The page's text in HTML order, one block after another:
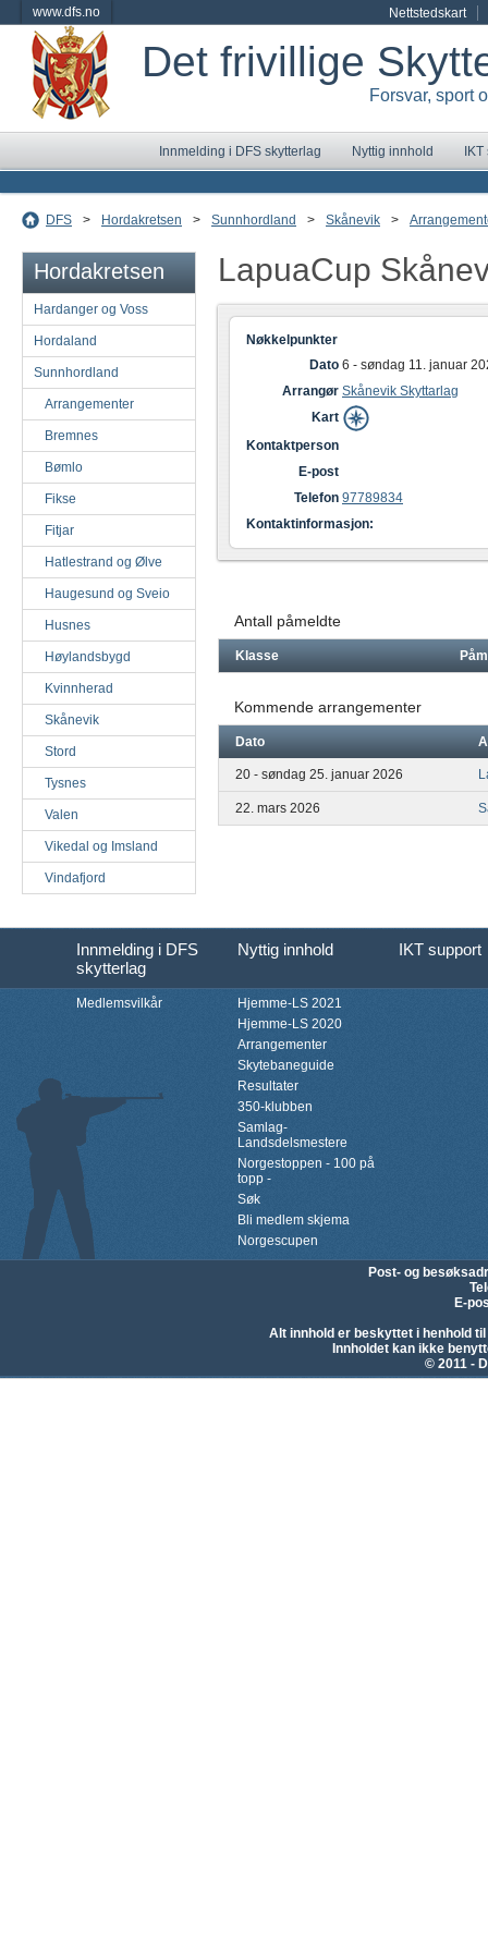
www.dfs.no Nettstedskart
Det frivillige
Forsvar, sport
Innmelding i DFS skytterlag Nyttig innhold
DFS > Hordakretsen > Sunnhordland > Skånevik >
Hordakretsen
Hardanger og Voss
Hordaland
Sunnhordland
Arrangementer
Bremnes
Bømlo
Fikse
Fitjar
Hatlestrand og Ølve
Haugesund og Sveio
Husnes
Høylandsbygd
Kvinnherad
Skånevik
Stord
Tysnes
Valen
Vikedal og Imsland
Vindafjord
LapuaCup
Nøkkelpunkter
Dato 6 - søndag 11. januar
Arrangør Skånevik Skyttarlag
Kart
Kontaktperson
E-post
Telefon 97789834
Kontaktinformasjon:
Antall påmeldte
Klasse
Kommende arrangementer
Dato
20 - søndag 25. januar 2026
22. mars 2026
Innmelding i DFS
skytterlag
Nyttig innhold IKT support
Medlemsvilkår
Hjemme-LS 2021
Hjemme-LS 2020
Arrangementer
Skytebaneguide
Resultater
350-klubben
Samlag-
Landsdelsmestere
Norgestoppen - 100 på
topp -
Søk
Bli medlem skjema
Norgescupen
Post- og
E-
Alt innhold er beskyttet i henhold
Innholdet kan ikke
© 2011 -